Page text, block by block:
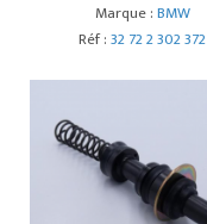
Marque :BMW
Réf :32 72 2 302 372